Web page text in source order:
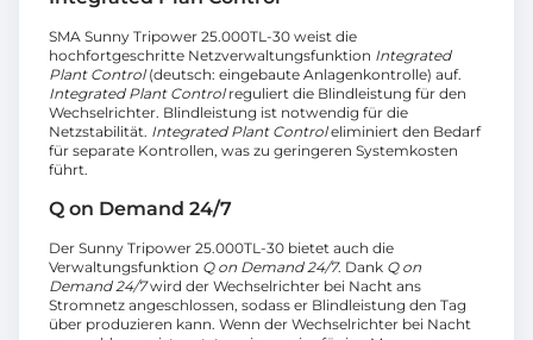
SMA Sunny Tripower 25.000TL-30 weist die
hochfortgeschritte Netzverwaltungsfunktion Integrated
Plant Control(deutsch: eingebaute Anlagenkontrolle) auf.
Integrated Plant Controlreguliert die Blindleistung für den
Wechselrichter. Blindleistung ist notwendig für die
Netzstabilität. Integrated Plant Controleliminiert den Bedarf
für separate Kontrollen, was zu geringeren Systemkosten
führt.
Q on Demand 24/7
Der Sunny Tripower 25.000TL-30 bietet auch die
Verwaltungsfunktion Q on Demand 24/7. Dank Q on
Demand 24/7wird der Wechselrichter bei Nacht ans
Stromnetz angeschlossen, sodass er Blindleistung den Tag
über produzieren kann. Wenn der Wechselrichter bei Nacht